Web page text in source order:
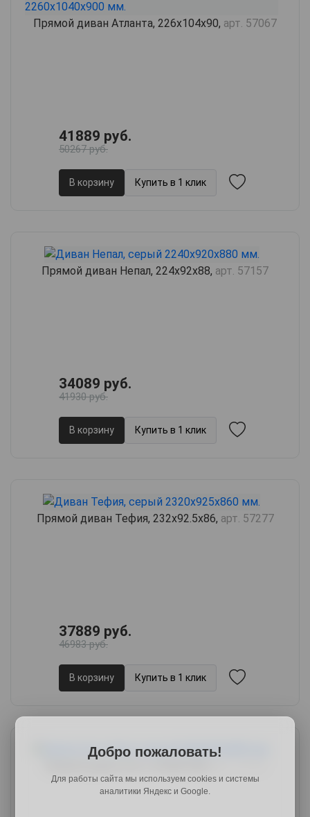
Прямой диван Атланта, 226х104х90, арт. 57067
41889 руб.
50267 руб.
В корзину Купить в 1 клик
Прямой диван Непал, 224х92х88, арт. 57157
34089 руб.
41930 руб.
В корзину Купить в 1 клик
Прямой диван Тефия, 232х92.5х86, арт. 57277
37889 руб.
46983 руб.
В корзину Купить в 1 клик
Добро пожаловать!
Для работы сайта мы используем cookies и системы
аналитики Яндекс и Google.